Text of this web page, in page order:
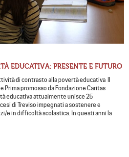
EDUCATIVA: PRESENTE E FUTURO
di contrasto alla povertà educativa Il
Prima promosso da Fondazione Caritas
educativa attualmente unisce 25
di Treviso impegnati a sostenere e
e in difficoltà scolastica. In questi anni la